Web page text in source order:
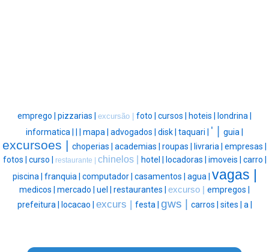
emprego | pizzarias | excursão | foto | cursos | hoteis | londrina |
informatica | | | mapa | advogados | disk | taquari | ' | guia |
excursoes | choperias | academias | roupas | livraria | empresas |
fotos | curso | restaurante | chinelos | hotel | locadoras | imoveis | carro |
piscina | franquia | computador | casamentos | agua | vagas |
medicos | mercado | uel | restaurantes | excurso | empregos |
prefeitura | locacao | excurs | festa | gws | carros | sites | a |